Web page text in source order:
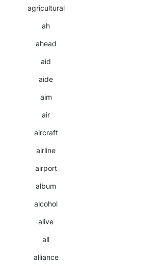
agricultural
ah
ahead
aid
aide
aim
air
aircraft
airline
airport
album
alcohol
alive
all
alliance